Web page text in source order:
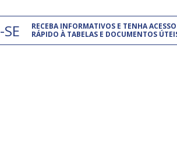
RECEBA INFORMATIVOS E TENHA ACESSO
RÁPIDO À TABELAS E DOCUMENTOS